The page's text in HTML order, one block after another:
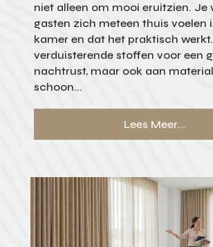
niet alleen om mooi eruitzien. Je
gasten zich meteen thuis voelen
kamer en dat het praktisch
verduisterende stoffen voor een
nachtrust, maar ook aan
schoon...
Lees Meer...